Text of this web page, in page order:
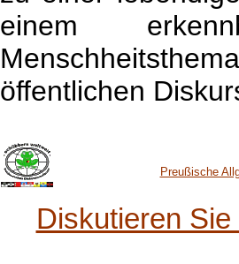
einem
öffentlichen
Preußische
Diskutieren